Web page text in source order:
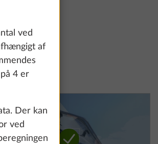
ved
af
4 er
Der kan
ved